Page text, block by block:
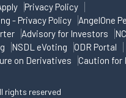
Privacy Policy
- Privacy Policy
AngelOne
Advisory for Investors
NSDL eVoting
ODR Portal
on Derivatives
Caution for
rights reserved